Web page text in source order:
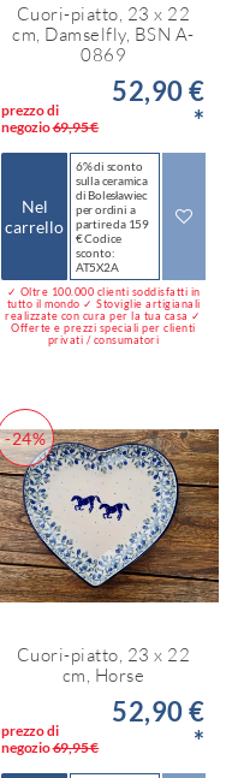
Cuori-piatto, 23 x 22
cm, Damselfly, BSN A-
0869
prezzo di
negozio69,95 €
52,90 €
*
Nel
carrello
6% di sconto
sulla ceramica
di Bolesławiec
per ordini a
partire da 159
€ Codice
sconto:
AT5X2A
✓ Oltre 100.000 clienti soddisfatti in
tutto il mondo ✓ Stoviglie artigianali
realizzate con cura per la tua casa ✓
Offerte e prezzi speciali per clienti
privati / consumatori
-24%
Cuori-piatto, 23 x 22
cm, Horse
prezzo di
negozio69,95 €
52,90 €
*